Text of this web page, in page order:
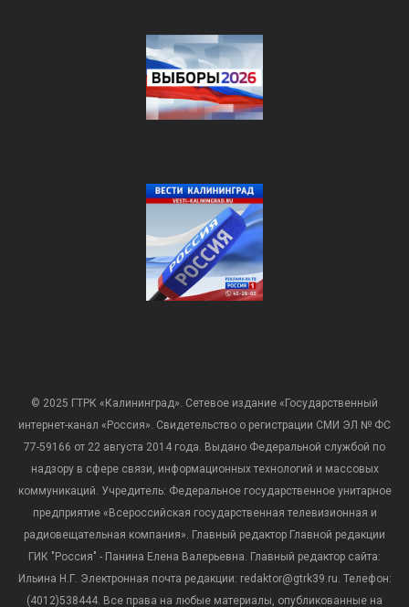
© 2025 ГТРК «Калининград». Сетевое издание «Государственный
интернет-канал «Россия». Свидетельство о регистрации СМИ ЭЛ № ФС
77-59166 от 22 августа 2014 года. Выдано Федеральной службой по
надзору в сфере связи, информационных технологий и массовых
коммуникаций. Учредитель: Федеральное государственное унитарное
предприятие «Всероссийская государственная телевизионная и
радиовещательная компания». Главный редактор Главной редакции
ГИК "Россия" - Панина Елена Валерьевна. Главный редактор сайта:
Ильина Н.Г. Электронная почта редакции: redaktor@gtrk39.ru. Телефон:
(4012)538444. Все права на любые материалы, опубликованные на